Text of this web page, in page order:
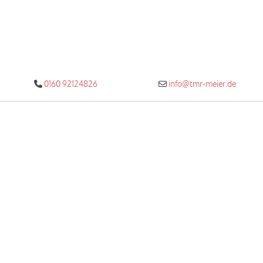
 0160 92124826  info@tmr-meier.de